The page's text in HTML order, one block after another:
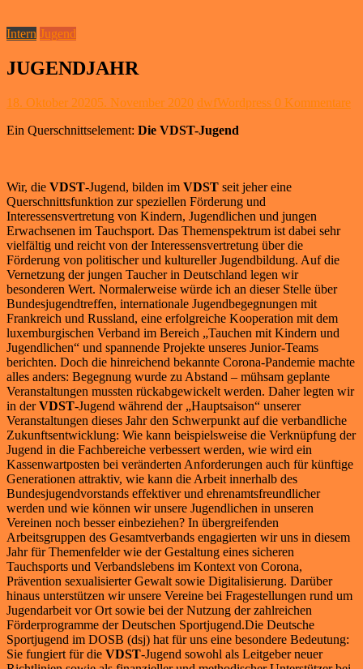
Intern Jugend
JUGENDJAHR
18. Oktober 20205. November 2020 dwfWordpress 0 Kommentare
Ein Querschnittselement: Die VDST-Jugend
Wir, die VDST-Jugend, bilden im VDST seit jeher eine
Querschnittsfunktion zur speziellen Förderung und
Interessensvertretung von Kindern, Jugendlichen und jungen
Erwachsenen im Tauchsport. Das Themenspektrum ist dabei sehr
vielfältig und reicht von der Interessensvertretung über die
Förderung von politischer und kultureller Jugendbildung. Auf die
Vernetzung der jungen Taucher in Deutschland legen wir
besonderen Wert. Normalerweise würde ich an dieser Stelle über
Bundesjugendtreffen, internationale Jugendbegegnungen mit
Frankreich und Russland, eine erfolgreiche Kooperation mit dem
luxemburgischen Verband im Bereich „Tauchen mit Kindern und
Jugendlichen“ und spannende Projekte unseres Junior-Teams
berichten. Doch die hinreichend bekannte Corona-Pandemie machte
alles anders: Begegnung wurde zu Abstand – mühsam geplante
Veranstaltungen mussten rückabgewickelt werden. Daher legten wir
in derVDST-Jugend während der „Hauptsaison“ unserer
Veranstaltungen dieses Jahr den Schwerpunkt auf die verbandliche
Zukunftsentwicklung: Wie kann beispielsweise die Verknüpfung der
Jugend in die Fachbereiche verbessert werden, wie wird ein
Kassenwartposten bei veränderten Anforderungen auch für künftige
Generationen attraktiv, wie kann die Arbeit innerhalb des
Bundesjugendvorstands effektiver und ehrenamtsfreundlicher
werden und wie können wir unsere Jugendlichen in unseren
Vereinen noch besser einbeziehen? In übergreifenden
Arbeitsgruppen des Gesamtverbands engagierten wir uns in diesem
Jahr für Themenfelder wie der Gestaltung eines sicheren
Tauchsports und Verbandslebens im Kontext von Corona,
Prävention sexualisierter Gewalt sowie Digitalisierung. Darüber
hinaus unterstützen wir unsere Vereine bei Fragestellungen rund um
Jugendarbeit vor Ort sowie bei der Nutzung der zahlreichen
Förderprogramme der Deutschen Sportjugend.Die Deutsche
Sportjugend im DOSB (dsj) hat für uns eine besondere Bedeutung:
Sie fungiert für die VDST-Jugend sowohl als Leitgeber neuer